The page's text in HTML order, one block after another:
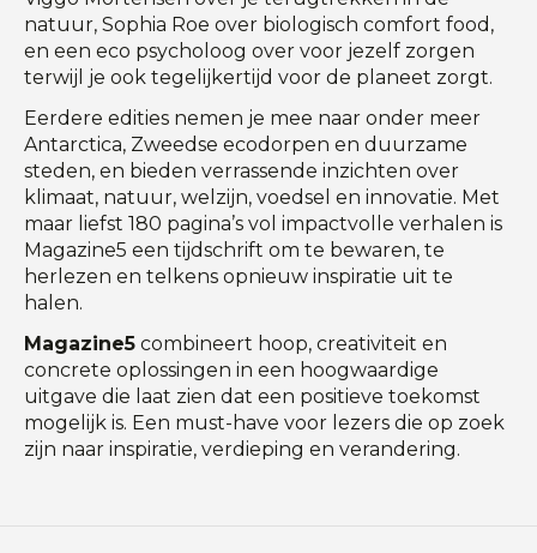
natuur, Sophia Roe over biologisch comfort food,
en een eco psycholoog over voor jezelf zorgen
terwijl je ook tegelijkertijd voor de planeet zorgt.
Eerdere edities nemen je mee naar onder meer
Antarctica, Zweedse ecodorpen en duurzame
steden, en bieden verrassende inzichten over
klimaat, natuur, welzijn, voedsel en innovatie. Met
maar liefst 180 pagina’s vol impactvolle verhalen is
Magazine5 een tijdschrift om te bewaren, te
herlezen en telkens opnieuw inspiratie uit te
halen.
Magazine5 combineert hoop, creativiteit en
concrete oplossingen in een hoogwaardige
uitgave die laat zien dat een positieve toekomst
mogelijk is. Een must-have voor lezers die op zoek
zijn naar inspiratie, verdieping en verandering.